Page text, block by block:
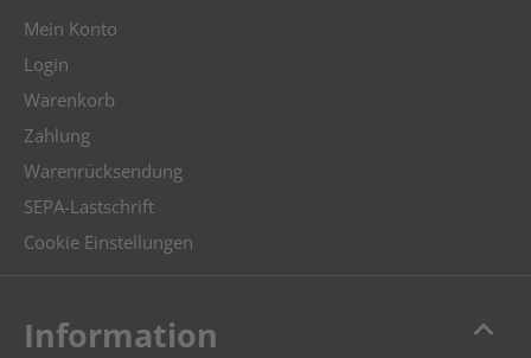
Mein Konto
Login
Warenkorb
Zahlung
Warenrücksendung
SEPA-Lastschrift
Cookie Einstellungen
keyboard_arrow_up
Information